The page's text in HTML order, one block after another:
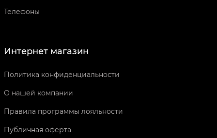
Телефоны
Интернет магазин
Политика конфиденциальности
О нашей компании
Правила программы лояльности
Публичная оферта